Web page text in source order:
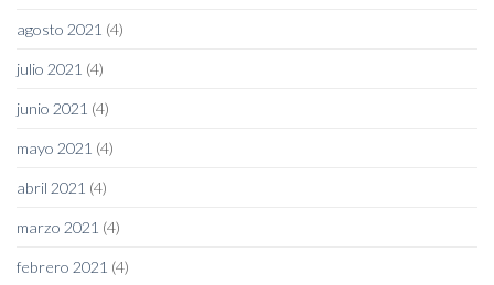
agosto 2021 (4)
julio 2021 (4)
junio 2021 (4)
mayo 2021 (4)
abril 2021 (4)
marzo 2021 (4)
febrero 2021 (4)